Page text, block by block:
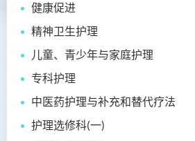
健康促进
精神卫生护理
儿童、青少年与家庭护理
专科护理
中医药护理与补充和替代疗法
护理选修科(一)
课程学习成果
专业认可